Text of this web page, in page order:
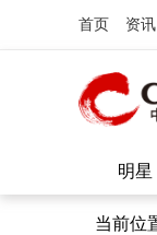
首页 资讯
明星
当前位